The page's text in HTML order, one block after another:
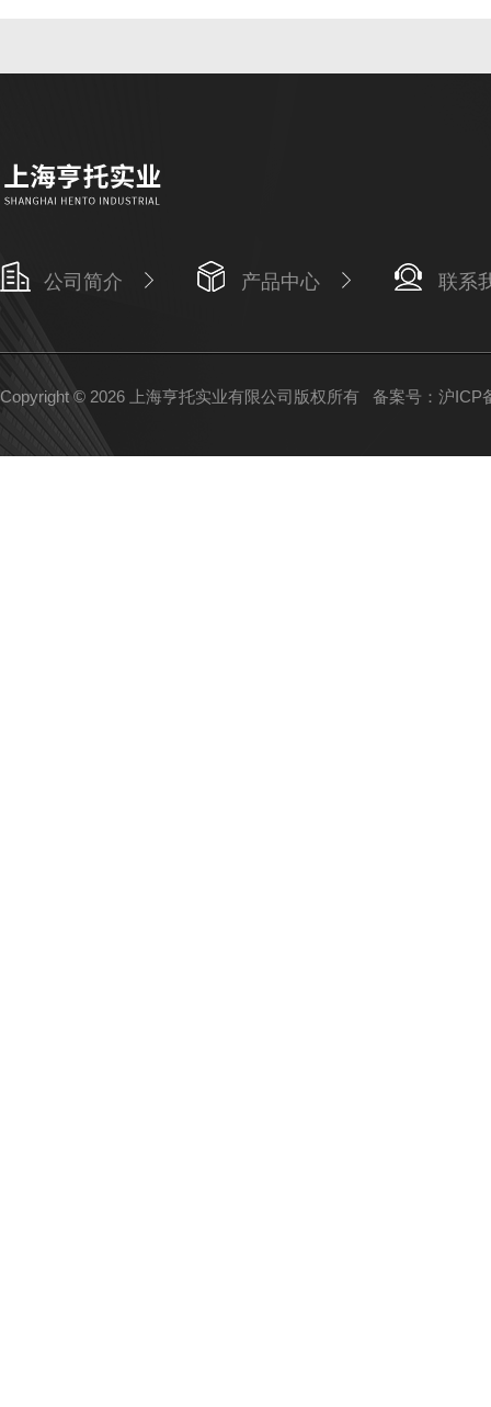
公司简介 产品中心 联系
Copyright © 2026 上海亨托实业有限公司版权所有 备案号：沪ICP